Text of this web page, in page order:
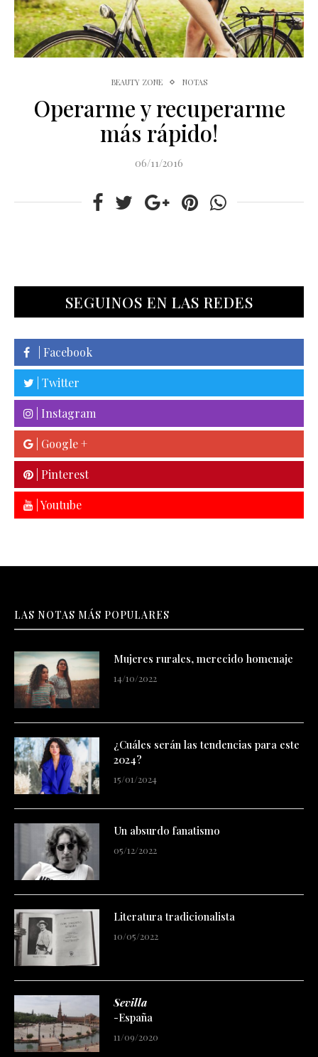
BEAUTY ZONE NOTAS
Operarme y recuperarme
más rápido!
06/11/2016
SEGUINOS EN LAS REDES
| Facebook
| Twitter
| Instagram
| Google +
| Pinterest
| Youtube
LAS NOTAS MÁS POPULARES
Mujeres rurales, merecido homenaje
14/10/2022
¿Cuáles serán las tendencias para este
2024?
15/01/2024
Un absurdo fanatismo
05/12/2022
Literatura tradicionalista
10/05/2022
Sevilla
-España
11/09/2020